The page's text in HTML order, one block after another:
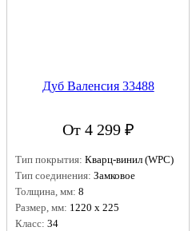
Дуб Валенсия 33488
От 4 299 ₽
Тип покрытия: Кварц-винил (WPC)
Тип соединения: Замковое
Толщина, мм: 8
Размер, мм: 1220 х 225
Класс: 34